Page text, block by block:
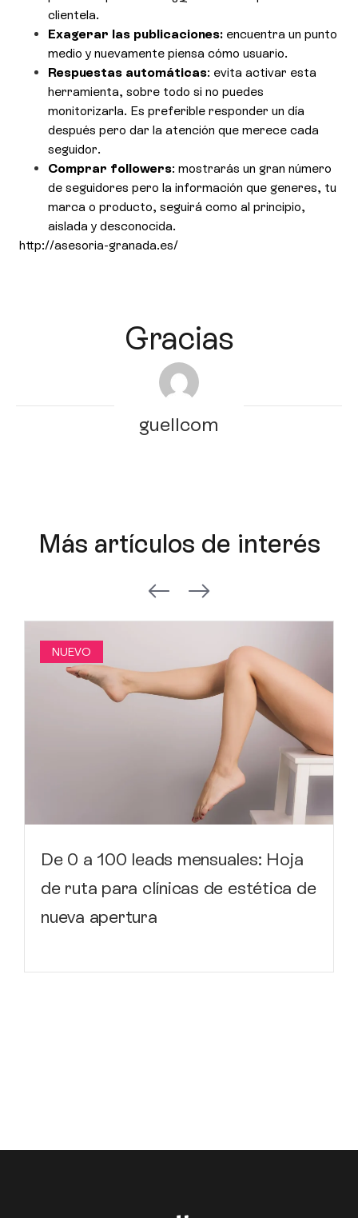
clientela.
Exagerar las publicaciones: encuentra un punto
medio y nuevamente piensa cómo usuario.
Respuestas automáticas: evita activar esta
herramienta, sobre todo si no puedes
monitorizarla. Es preferible responder un día
después pero dar la atención que merece cada
seguidor.
Comprar followers: mostrarás un gran número
de seguidores pero la información que generes, tu
marca o producto, seguirá como al principio,
aislada y desconocida.
http://asesoria-granada.es/
Gracias
guellcom
Más artículos de interés
NUEVO
De 0 a 100 leads mensuales: Hoja
de ruta para clínicas de estética de
nueva apertura